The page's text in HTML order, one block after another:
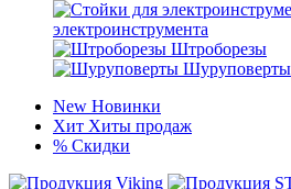
электроинструмента
Штроборезы
Шуруповерты
New Новинки
Хит Хиты продаж
% Скидки